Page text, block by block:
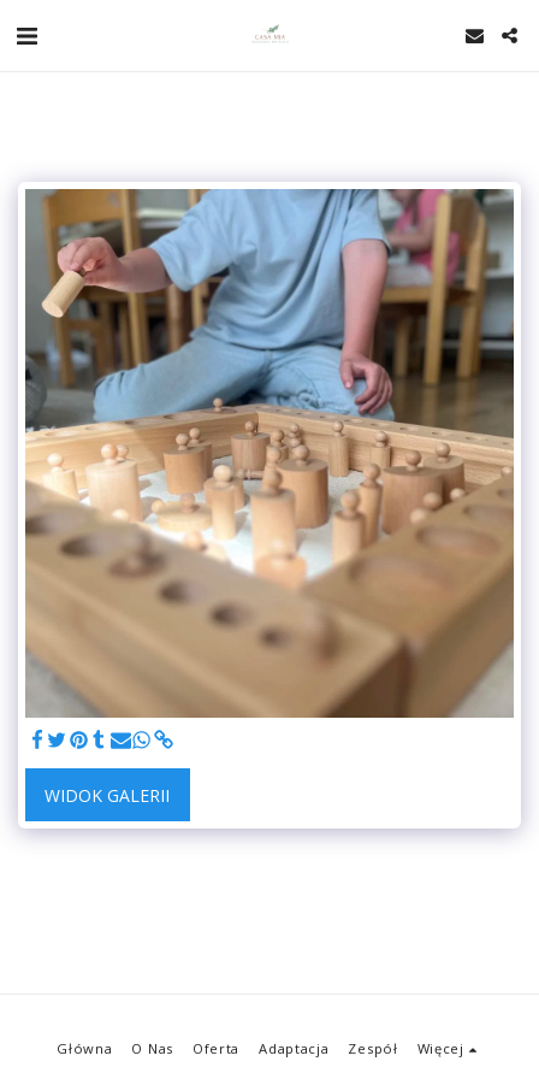
WIDOK GALERII
Główna O Nas Oferta Adaptacja Zespół Więcej